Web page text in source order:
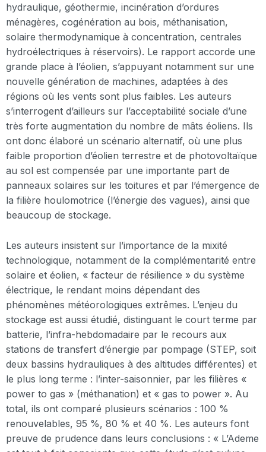
hydraulique, géothermie, incinération d’ordures
ménagères, cogénération au bois, méthanisation,
solaire thermodynamique à concentration, centrales
hydroélectriques à réservoirs). Le rapport accorde une
grande place à l’éolien, s’appuyant notamment sur une
nouvelle génération de machines, adaptées à des
régions où les vents sont plus faibles. Les auteurs
s’interrogent d’ailleurs sur l’acceptabilité sociale d’une
très forte augmentation du nombre de mâts éoliens. Ils
ont donc élaboré un scénario alternatif, où une plus
faible proportion d’éolien terrestre et de photovoltaïque
au sol est compensée par une importante part de
panneaux solaires sur les toitures et par l’émergence de
la filière houlomotrice (l’énergie des vagues), ainsi que
beaucoup de stockage.
Les auteurs insistent sur l’importance de la mixité
technologique, notamment de la complémentarité entre
solaire et éolien, « facteur de résilience » du système
électrique, le rendant moins dépendant des
phénomènes météorologiques extrêmes. L’enjeu du
stockage est aussi étudié, distinguant le court terme par
batterie, l’infra-hebdomadaire par le recours aux
stations de transfert d’énergie par pompage (STEP, soit
deux bassins hydrauliques à des altitudes différentes) et
le plus long terme : l’inter-saisonnier, par les filières «
power to gas » (méthanation) et « gas to power ». Au
total, ils ont comparé plusieurs scénarios : 100 %
renouvelables, 95 %, 80 % et 40 %. Les auteurs font
preuve de prudence dans leurs conclusions : « L’Ademe